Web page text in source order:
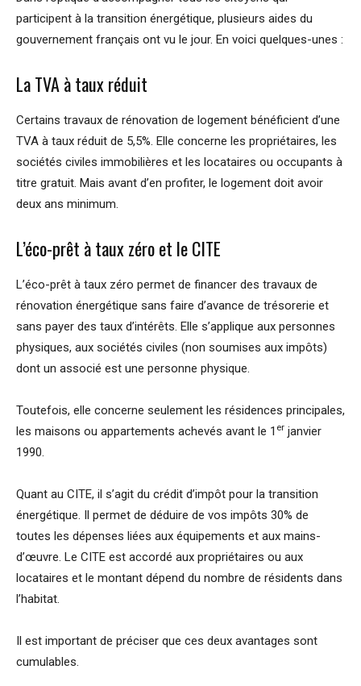
participent à la transition énergétique, plusieurs aides du
gouvernement français ont vu le jour. En voici quelques-unes :
La TVA à taux réduit
Certains travaux de rénovation de logement bénéficient d’une
TVA à taux réduit de 5,5%. Elle concerne les propriétaires, les
sociétés civiles immobilières et les locataires ou occupants à
titre gratuit. Mais avant d’en profiter, le logement doit avoir
deux ans minimum.
L’éco-prêt à taux zéro et le CITE
L’éco-prêt à taux zéro permet de financer des travaux de
rénovation énergétique sans faire d’avance de trésorerie et
sans payer des taux d’intérêts. Elle s’applique aux personnes
physiques, aux sociétés civiles (non soumises aux impôts)
dont un associé est une personne physique.
Toutefois, elle concerne seulement les résidences principales,
les maisons ou appartements achevés avant le 1 er janvier
1990.
Quant au CITE, il s’agit du crédit d’impôt pour la transition
énergétique. Il permet de déduire de vos impôts 30% de
toutes les dépenses liées aux équipements et aux mains-
d’œuvre. Le CITE est accordé aux propriétaires ou aux
locataires et le montant dépend du nombre de résidents dans
l’habitat.
Il est important de préciser que ces deux avantages sont
cumulables.